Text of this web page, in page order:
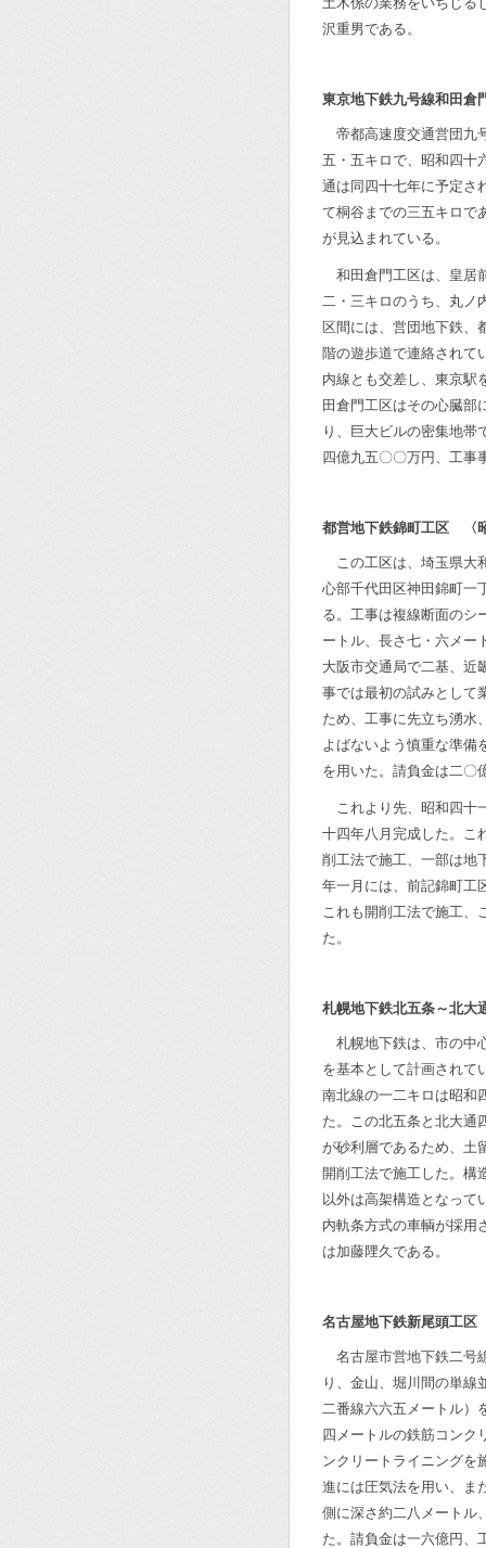
沢重男である。
東京地下鉄九号線和田
帝都高速度交通営団九
五・五キロで、昭和四十
通は同四十七年に予定さ
て桐谷までの三五キロで
が見込まれている。
和田倉門工区は、皇居
二・三キロのうち、丸ノ
区間には、営団地下鉄、
階の遊歩道で連絡されて
内線とも交差し、東京駅
田倉門工区はその心臓部
り、巨大ビルの密集地帯
四億九五〇〇万円、工事
都営地下鉄錦町工区 〈
この工区は、埼玉県大
心部千代田区神田錦町一
る。工事は複線断面のシ
ートル、長さ七・六メー
大阪市交通局で二基、近
事では最初の試みとして
ため、工事に先立ち湧水
よばないよう慎重な準備
を用いた。請負金は二〇
これより先、昭和四十
十四年八月完成した。こ
削工法で施工、一部は地
年一月には、前記錦町工
これも開削工法で施工、
た。
札幌地下鉄北五条～北
札幌地下鉄は、市の中
を基本として計画されて
南北線の一二キロは昭和
た。この北五条と北大通
が砂利層であるため、土
開削工法で施工した。構
以外は高架構造となって
内軌条方式の車輌が採用
は加藤䧉久である。
名古屋地下鉄新尾頭工
名古屋市営地下鉄二号
り、金山、堀川間の単線
二番線六六五メートル）
四メートルの鉄筋コンク
ンクリートライニングを
進には圧気法を用い、ま
側に深さ約二八メートル
た。請負金は一六億円、